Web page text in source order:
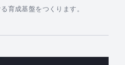
育成基盤をつくります。